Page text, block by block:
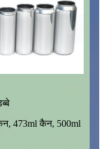
473ml कैन, 500ml